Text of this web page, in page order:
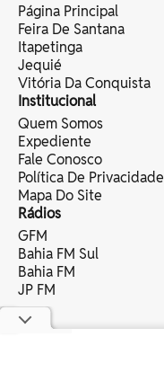
Página Principal
Feira De Santana
Itapetinga
Jequié
Vitória Da Conquista
Institucional
Quem Somos
Expediente
Fale Conosco
Política De Privacidade
Mapa Do Site
Rádios
GFM
Bahia FM Sul
Bahia FM
JP FM